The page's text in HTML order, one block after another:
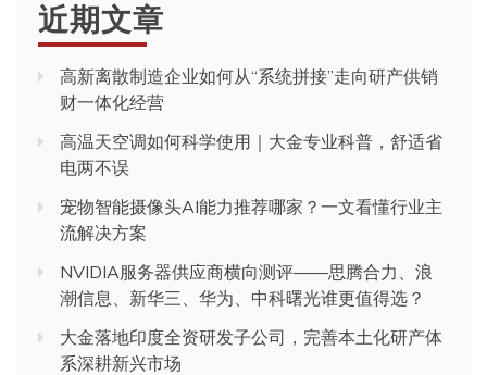
近期文章
高新离散制造企业如何从“系统拼接”走向研产供销
财一体化经营
高温天空调如何科学使用｜大金专业科普，舒适省
电两不误
宠物智能摄像头AI能力推荐哪家？一文看懂行业主
流解决方案
NVIDIA服务器供应商横向测评——思腾合力、浪
潮信息、新华三、华为、中科曙光谁更值得选？
大金落地印度全资研发子公司，完善本土化研产体
系深耕新兴市场